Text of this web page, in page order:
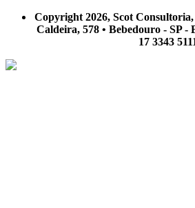
Copyright 2026, Scot
Caldeira, 578 • Bebedouro - SP -
17 3343